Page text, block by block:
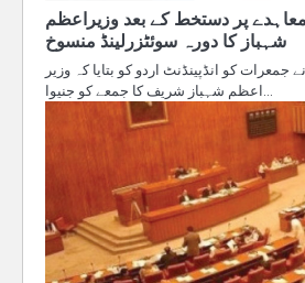
معاہدے پر دستخط کے بعد وزیراعظم
شہباز کا دورہ سوئٹزرلینڈ منسوخ
جمعرات کو انڈپینڈنٹ اردو کو بتایا کہ وزیر
اعظم شہباز شریف کا جمعے کو جنیوا…